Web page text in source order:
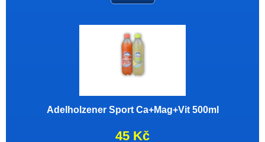
Adelholzener Sport Ca+Mag+Vit 500ml
45 Kč